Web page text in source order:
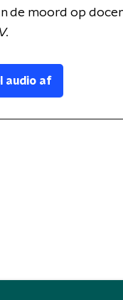
de moord op
audio af